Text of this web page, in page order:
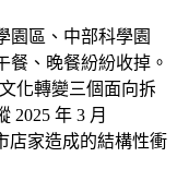
園區、中部科學園
餐、晚餐紛紛收掉。
化轉變三個面向拆
2025 年 3 月
店家造成的結構性衝